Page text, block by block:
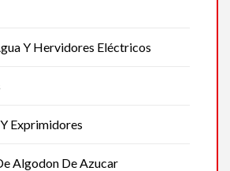
Y Hervidores Eléctricos
Exprimidores
Algodon De Azucar